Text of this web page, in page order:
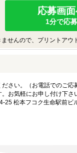
応募画
1分で応
せんので、プリントアウ
ださい。（お電話でのご
お気軽にお申し付け下さ
25 松本フコク生命駅前ビ